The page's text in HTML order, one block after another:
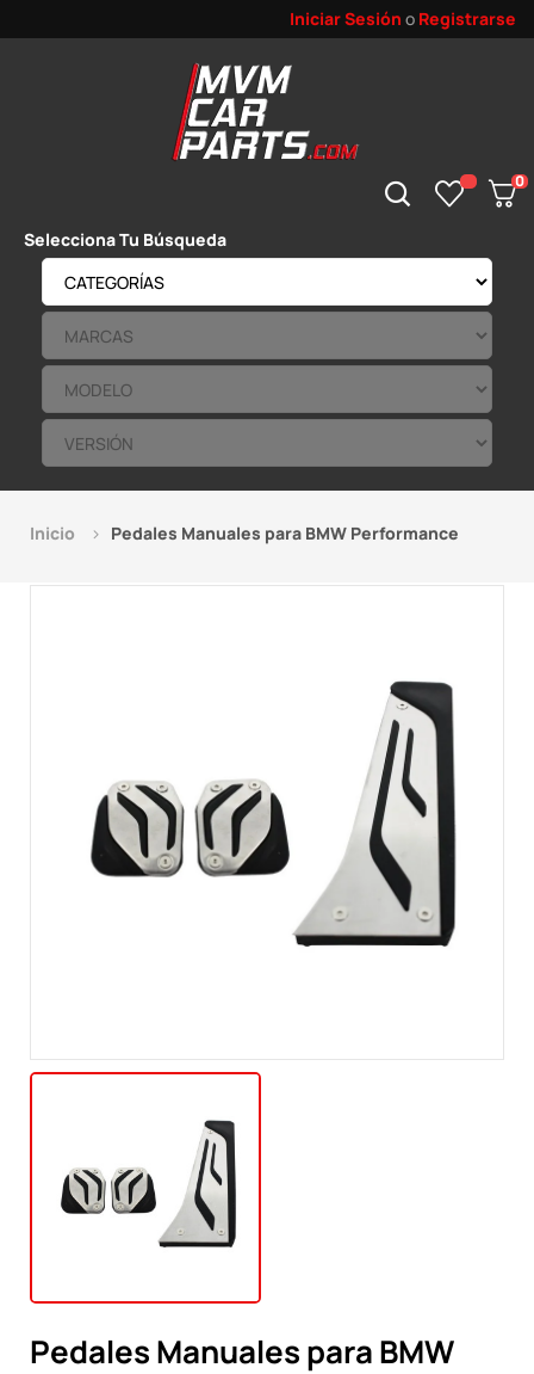
Iniciar Sesión o Registrarse
0
Selecciona Tu Búsqueda
Inicio Pedales Manuales para BMW Performance
Pedales Manuales para BMW